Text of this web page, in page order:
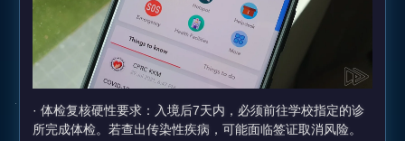
· 体检复核硬性要求：入境后7天内，必须前往学校指定的诊
所完成体检。若查出传染性疾病，可能面临签证取消风险。